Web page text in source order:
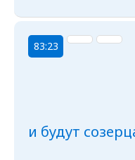
83:23
и будут